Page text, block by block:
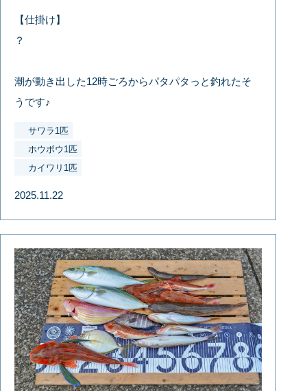
【仕掛け】
？
潮が動き出した12時ごろからパタパタっと釣れたそ
うです♪
サワラ1匹
ホウボウ1匹
カイワリ1匹
2025.11.22